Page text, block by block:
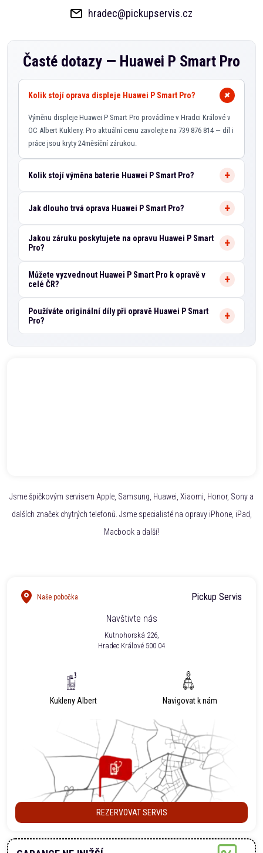
hradec@pickupservis.cz
Časté dotazy — Huawei P Smart Pro
Kolik stojí oprava displeje Huawei P Smart Pro?
Výměnu displeje Huawei P Smart Pro provádíme v Hradci Králové v
OC Albert Kukleny. Pro aktuální cenu zavolejte na 739 876 814 — díl i
práce jsou kryty 24měsíční zárukou.
Kolik stojí výměna baterie Huawei P Smart Pro?
Jak dlouho trvá oprava Huawei P Smart Pro?
Jakou záruku poskytujete na opravu Huawei P Smart
Pro?
Můžete vyzvednout Huawei P Smart Pro k opravě v
celé ČR?
Používáte originální díly při opravě Huawei P Smart
Pro?
Jsme špičkovým servisem Apple, Samsung, Huawei, Xiaomi, Honor, Sony a
dalších značek chytrých telefonů. Jsme specialisté na opravy iPhone, iPad,
Macbook a další!
Naše pobočka
Pickup Servis
Navštivte nás
Kutnohorská 226,
Hradec Králové 500 04
Kukleny Albert Navigovat k nám
REZERVOVAT SERVIS